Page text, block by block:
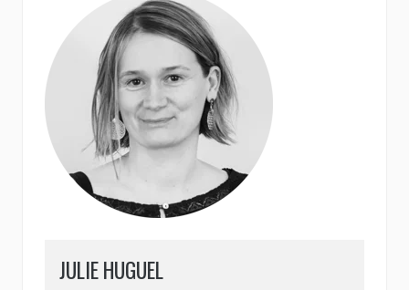
Bretagne, Union des professionnel·les de
Bretagne, en médiation et accompagnement,
en lien direct avec les professionnel·les du
territoire. Elle fait partie du collectif de
cinéma Faire Meute, ainsi que des Ombres
électriques, un espace indépendant
d’expérimentation et de diffusion artistique à
Rennes et milite au sein d’HF+ Bretagne pour
l’égalité de genre dans le milieu de la culture.
JULIE HUGUEL